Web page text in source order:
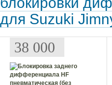
для Suzuki
38 000